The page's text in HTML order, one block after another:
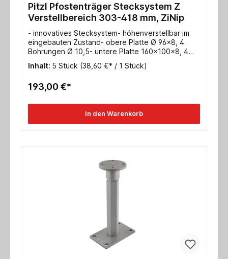
Pitzl Pfostenträger Stecksystem Z
Verstellbereich 303-418 mm, ZiNip
- innovatives Stecksystem- höhenverstellbar im
eingebauten Zustand- obere Platte Ø 96x8, 4
Bohrungen Ø 10,5- untere Platte 160x100x8, 4
Bohrungen Ø 13- Gewinde M24- Max.
charakteristische Tragfähigkeit Druck/Zug für
Tragfähigkeit Druck/Zug für Holz: 152,0 / 50,0 kN-
Inhalt: 5 Stück (38,60 €* / 1 Stück)
193,00 €*
In den Warenkorb